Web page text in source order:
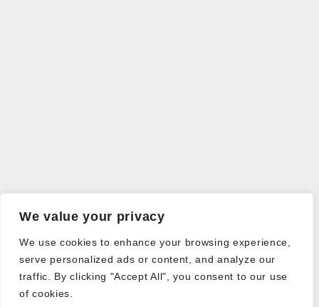
We value your privacy
We use cookies to enhance your browsing experience,
serve personalized ads or content, and analyze our
traffic. By clicking "Accept All", you consent to our use
of cookies.